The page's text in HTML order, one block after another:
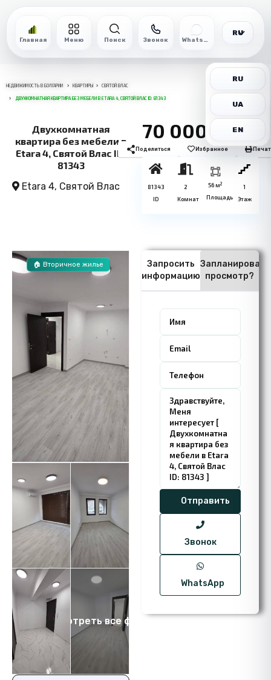
Главная Меню Поиск Звонок WhatsApp
RU
RU
UA
EN
НЕДВИЖИМОСТЬ В БОЛГАРИИ КВАРТИРЫ СВЯТОЙ ВЛАС
ДВУХКОМНАТНАЯ КВАРТИРА БЕЗ МЕБЕЛИ В ETARA 4, СВЯТОЙ ВЛАС ID: 81343
Двухкомнатная
квартира без мебели в
Etara 4, Святой Влас ID:
81343
Etara 4, Святой Влас
70 000€
Поделиться Избранное
81343
ID
2
Комнат
56 м2
Площадь
1
Этаж
Посмотреть все фото 6
🏠 Вторичное жилье
Запросить
информацию
Запланировать
просмотр?
Звонок
WhatsApp